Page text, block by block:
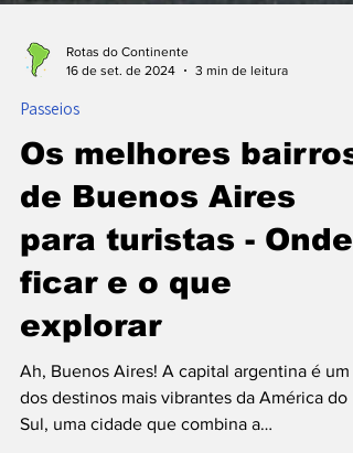
16 de set. de 2024
Passeios
Os melhores bairros
de Buenos Aires
para turistas - Onde
ficar e o que
explorar
Ah, Buenos Aires! A capital argentina é um
dos destinos mais vibrantes da América do